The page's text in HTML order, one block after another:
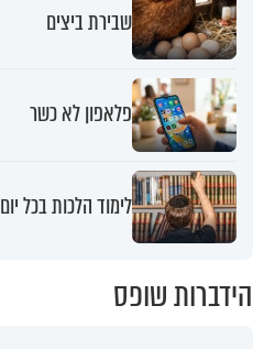
שבירת ביצים
פלאפון לא כשר
לימוד הלכות בכל יום
הידברות שופס